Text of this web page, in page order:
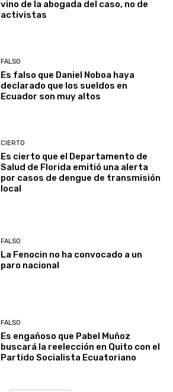
vino de la abogada del caso, no de
activistas
FALSO
Es falso que Daniel Noboa haya
declarado que los sueldos en
Ecuador son muy altos
CIERTO
Es cierto que el Departamento de
Salud de Florida emitió una alerta
por casos de dengue de transmisión
local
FALSO
La Fenocin no ha convocado a un
paro nacional
FALSO
Es engañoso que Pabel Muñoz
buscará la reelección en Quito con el
Partido Socialista Ecuatoriano